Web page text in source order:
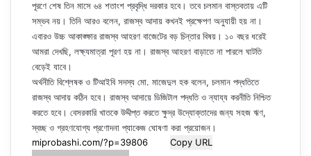
পূরণে শেষ তিন মাসে ৬৪ শতাংশ প্রবৃদ্ধি দরকার হবে। তবে চলমান বাস্তবতায় এটি
সম্ভব নয়। তিনি আরও বলেন, রাজস্ব আদায় কখনই প্রক্ষেপণ অনুযায়ী হয় না।
এবারও উচ্চ আকাঙ্ক্ষার রাজস্ব আহরণ বাজেটের বড় চিন্তার বিষয়। ১০ বছর ধরেই
আমরা দেখছি, লক্ষ্যমাত্রা পূরণ হয় না। রাজস্ব আহরণ বাড়াতে না পারলে ঘাটতি
বেড়েই যাবে।
অর্থনীতি বিশ্লেষক ও টিআইবি সদস্য মো. মাজেদুল হক বলেন, চলমান পদ্ধতিতে
রাজস্ব আদায় কঠিন হবে। রাজস্ব আদায়ে ডিজিটাল পদ্ধতি ও ন্যায্য করনীতি নিশ্চিত
করতে হবে। বেসরকারি খাতকে উদ্দীপ্ত করতে ক্ষুদ্র উদ্যোক্তাদের জন্য সহজ ঋণ,
স্বচ্ছ ও গ্রহণযোগ্য প্রণোদনা প্যাকেজ ঘোষণা করা প্রয়োজন।
Copy URL